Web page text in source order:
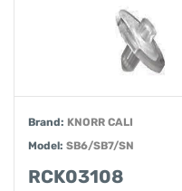
Brand: KNORR CALI
Model: SB6/SB7/SN
RCK03108